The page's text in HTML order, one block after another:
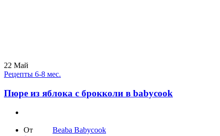
22 Май
Рецепты 6-8 мес.
Пюре из яблока с брокколи в babycook
От
Beaba Babycook